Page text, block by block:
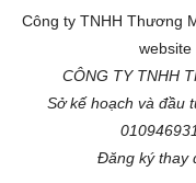
Công ty TNHH Thương
website
CÔNG TY TNHH
Sở kế hoạch và đầu
Đăng ký thay